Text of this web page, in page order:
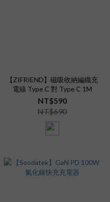
【ZIFRIEND】磁吸收納編織充
電線 Type C 對 Type C 1M
NT$590
NT$690